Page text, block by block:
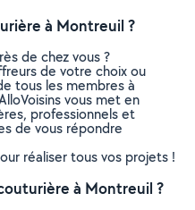
à Montreuil ?
de chez vous ?
de votre choix ou
tous les membres à
vous met en
professionnels et
de vous répondre
réaliser tous vos projets !
à Montreuil ?